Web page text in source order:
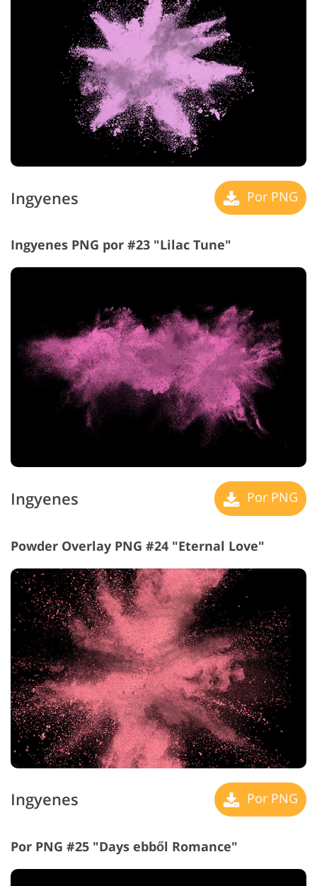
Ingyenes Por PNG
Ingyenes PNG por #23 "Lilac Tune"
Ingyenes Por PNG
Powder Overlay PNG #24 "Eternal Love"
Ingyenes Por PNG
Por PNG #25 "Days ebből Romance"